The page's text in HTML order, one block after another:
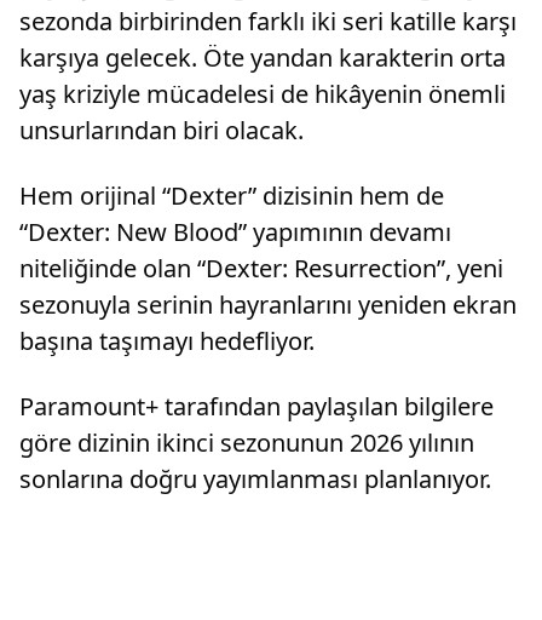
sezonda birbirinden farklı iki seri katille karşı
karşıya gelecek. Öte yandan karakterin orta
yaş kriziyle mücadelesi de hikâyenin önemli
unsurlarından biri olacak.
Hem orijinal “Dexter” dizisinin hem de
“Dexter: New Blood” yapımının devamı
niteliğinde olan “Dexter: Resurrection”, yeni
sezonuyla serinin hayranlarını yeniden ekran
başına taşımayı hedefliyor.
Paramount+ tarafından paylaşılan bilgilere
göre dizinin ikinci sezonunun 2026 yılının
sonlarına doğru yayımlanması planlanıyor.